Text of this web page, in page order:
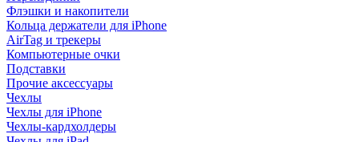
Флэшки и накопители
Кольца держатели для iPhone
AirTag и трекеры
Компьютерные очки
Подставки
Прочие аксессуары
Чехлы
Чехлы для iPhone
Чехлы-кардхолдеры